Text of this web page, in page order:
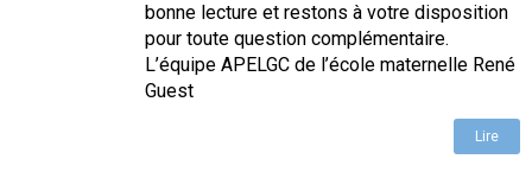
bonne lecture et restons à votre disposition
pour toute question complémentaire.
L’équipe APELGC de l’école maternelle René
Guest
Lire